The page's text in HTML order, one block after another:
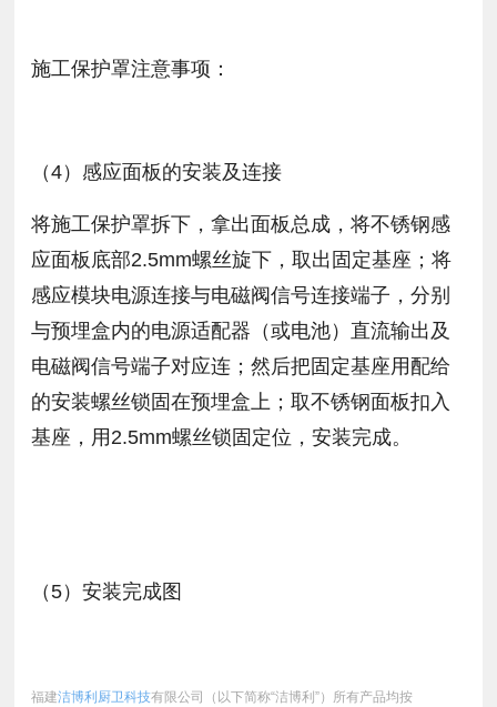
施工保护罩注意事项：
（4）感应面板的安装及连接
将施工保护罩拆下，拿出面板总成，将不锈钢感
应面板底部2.5mm螺丝旋下，取出固定基座；将
感应模块电源连接与电磁阀信号连接端子，分别
与预埋盒内的电源适配器（或电池）直流输出及
电磁阀信号端子对应连；然后把固定基座用配给
的安装螺丝锁固在预埋盒上；取不锈钢面板扣入
基座，用2.5mm螺丝锁固定位，安装完成。
（5）安装完成图
福建洁博利厨卫科技有限公司（以下简称“洁博利”）所有产品均按